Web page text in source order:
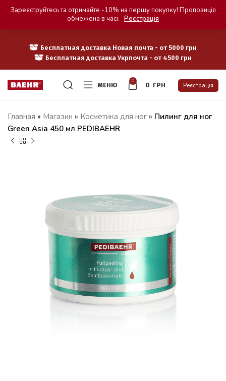
Бесплатная доставка Новая почта - от 5000 грн
Бесплатная доставка Укрпочта - от 4500 грн
МЕНЮ
0
0 ГРН Реєстрація
Главная » Магазин » Косметика для ног » Пилинг для ног
Green Asia 450 мл PEDIBAEHR
Зареєструйтесь та отримайте -10% на першу покупку! Пропозиція
обмежена в часі. Реєстрація